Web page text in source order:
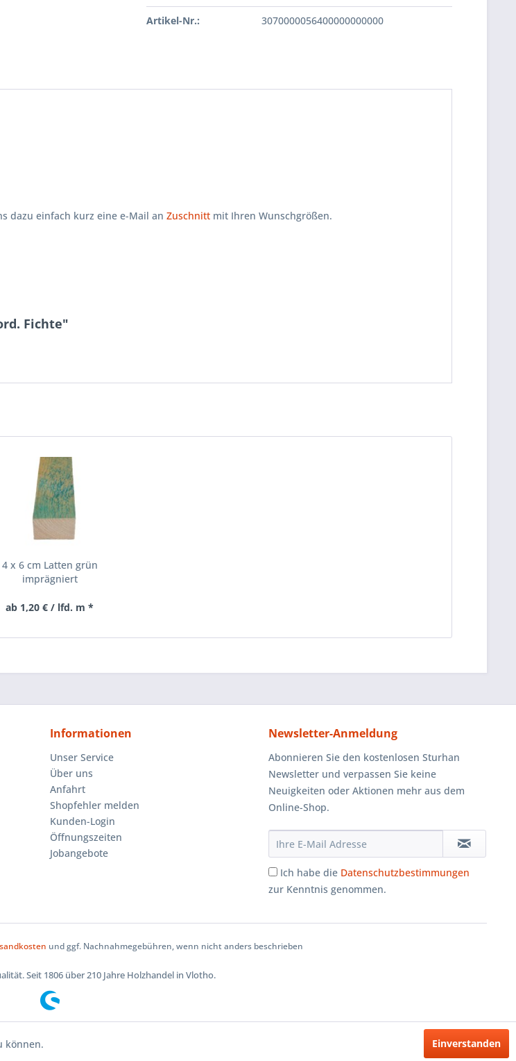
Artikel-Nr.: 3070000056400000000000
dazu einfach kurz eine e-Mail an Zuschnitt mit Ihren Wunschgrößen.
Fichte"
4 x 6 cm Latten grün
imprägniert
ab 1,20 € / lfd. m *
Informationen
Unser Service
Über uns
Anfahrt
Shopfehler melden
Kunden-Login
Öffnungszeiten
Jobangebote
Newsletter-Anmeldung
Abonnieren Sie den kostenlosen Sturhan
Newsletter und verpassen Sie keine
Neuigkeiten oder Aktionen mehr aus dem
Online-Shop.
Ich habe die Datenschutzbestimmungen
zur Kenntnis genommen.
und ggf. Nachnahmegebühren, wenn nicht anders beschrieben
Seit 1806 über 210 Jahre Holzhandel in Vlotho.
können. Einverstanden